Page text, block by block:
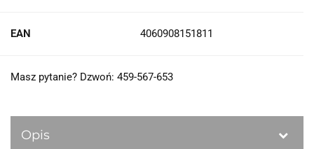
EAN 4060908151811
Masz pytanie? Dzwoń: 459-567-653
Opis